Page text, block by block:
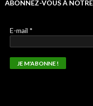
ABONNEZ-VOUS À
E-mail *